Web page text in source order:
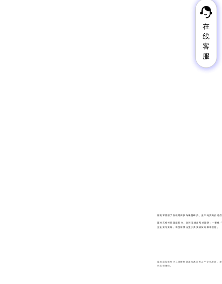
陈利军回顾了在校期间参与课题研究、生产线实践的经
面对天枢书院首届新生，陈利军提出两点期望：一要
企业实习实践，将创新想法置于真实研发场景中检验。
爱尚家科技专注石墨烯热管理技术研发与产业化发展，
务承担单位。
在
线
客
服
在
线
客
服